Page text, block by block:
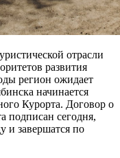
отрасли
развития
регион ожидает
начинается
Курорта. Договор о
подписан сегодня,
и завершатся по